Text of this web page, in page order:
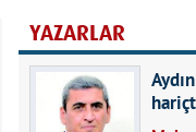
YAZARLAR